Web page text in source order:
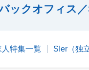
ックオフィス
特集一覧 SIer（独